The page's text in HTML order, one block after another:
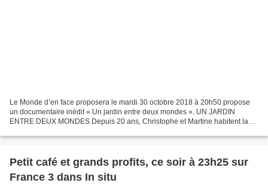
Le Monde d’en face proposera le mardi 30 octobre 2018 à 20h50 propose
un documentaire inédit « Un jardin entre deux mondes ». UN JARDIN
ENTRE DEUX MONDES Depuis 20 ans, Christophe et Martine habitent la
Petit café et grands profits, ce soir à 23h25 sur
France 3 dans In situ